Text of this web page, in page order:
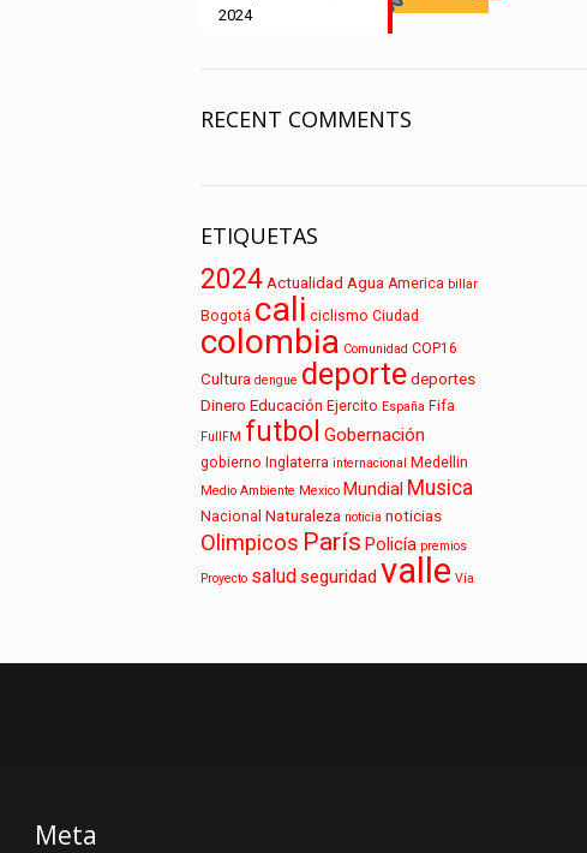
2024
RECENT COMMENTS
ETIQUETAS
2024 Actualidad Agua America billar
Bogotá cali ciclismo Ciudad
colombia Comunidad COP16
Cultura dengue deporte deportes
Dinero Educación Ejercito España Fifa
FullFM futbol Gobernación
gobierno Inglaterra internacional Medellin
Medio Ambiente Mexico Mundial Musica
Nacional Naturaleza noticia noticias
Olimpicos París Policía premios
Proyecto saludseguridadvalle Vía
Meta